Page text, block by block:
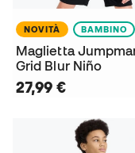
NOVITÀ BAMBINO
Maglietta
Grid Blur Niño
27,99 €